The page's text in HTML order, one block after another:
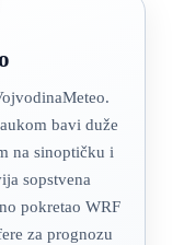
bavi duže
na sinoptičku i
sopstvena
pokretao WRF
za prognozu